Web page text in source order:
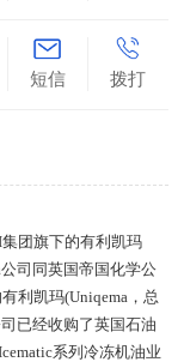
短信 拨打
团旗下的有利凯玛
司同英国帝国化学公
利凯玛(Uniqema，总
已经收购了英国石油
系列冷冻机油业